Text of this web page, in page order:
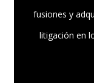
fusiones y
litigación en